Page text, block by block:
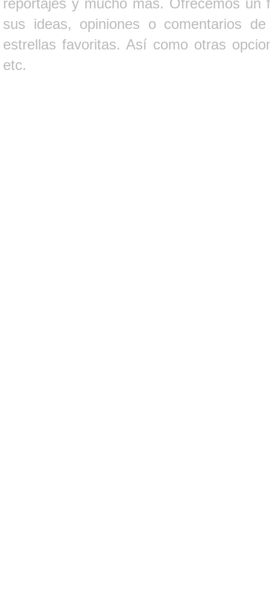
sus ideas, opiniones o comentarios
estrellas favoritas. Así como otras
etc.